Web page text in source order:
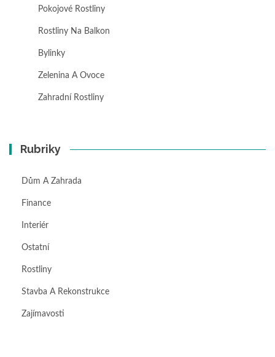
Pokojové Rostliny
Rostliny Na Balkon
Bylinky
Zelenina A Ovoce
Zahradní Rostliny
Rubriky
Dům A Zahrada
Finance
Interiér
Ostatní
Rostliny
Stavba A Rekonstrukce
Zajímavosti